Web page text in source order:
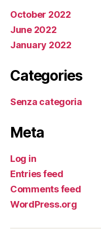
October 2022
June 2022
January 2022
Categories
Senza categoria
Meta
Log in
Entries feed
Comments feed
WordPress.org